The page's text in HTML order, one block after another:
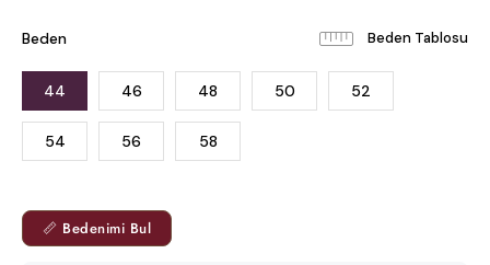
Beden Beden Tablosu
44 46 48 50 52
54 56 58
📏 Bedenimi Bul